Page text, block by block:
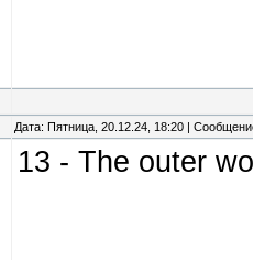
Дата: Пятница, 20.12.24, 18:20 |
13 - The outer